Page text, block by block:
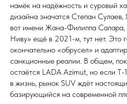
намёк на надёжность и суровый
дизайна значатся Степан
вот имени Жана-Филиппа Салара,
Ниву» ещё в 2021-м, тут нет. Это
окончательно «обрусел» и
санкционные реалии. В общем,
остаётся LADA Azimut, но если Т-
в жизнь, рынок SUV ждёт
базирующийся на современной